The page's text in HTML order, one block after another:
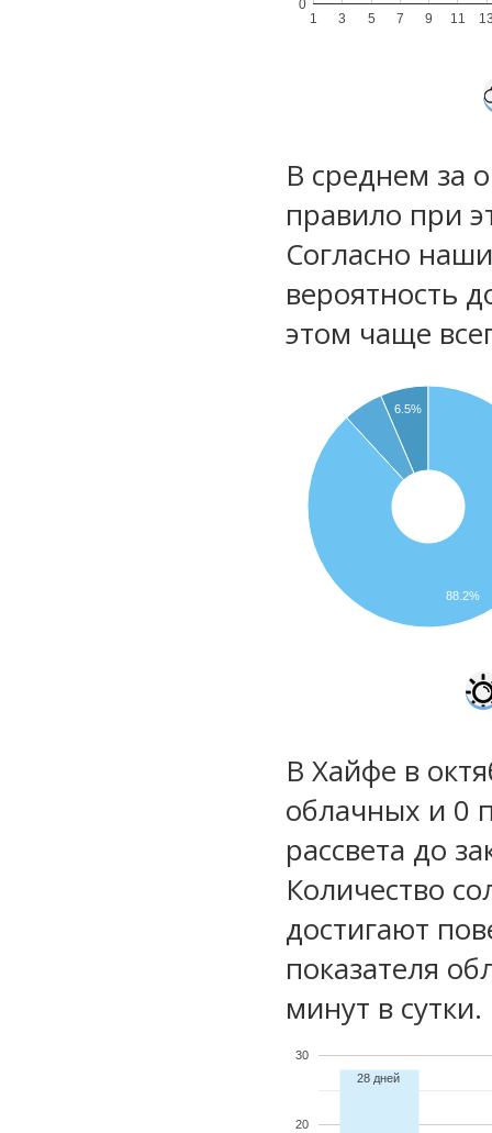
1 3 5 7 9 11
0
В среднем за
правило при
Согласно
вероятность
этом чаще
6.5%
88.2%
В Хайфе в
облачных и 0
рассвета до
Количество
достигают
показателя
минут в сутки.
20
30
28 дней